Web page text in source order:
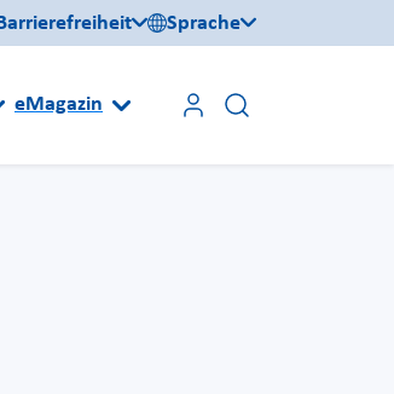
Sprache
eMagazin